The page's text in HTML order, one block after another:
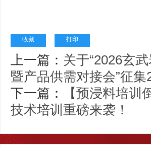
收藏 打印
上一篇： 关于“2026玄
暨产品供需对接会”征
下一篇：
【预浸料培
技术培训重磅来袭！